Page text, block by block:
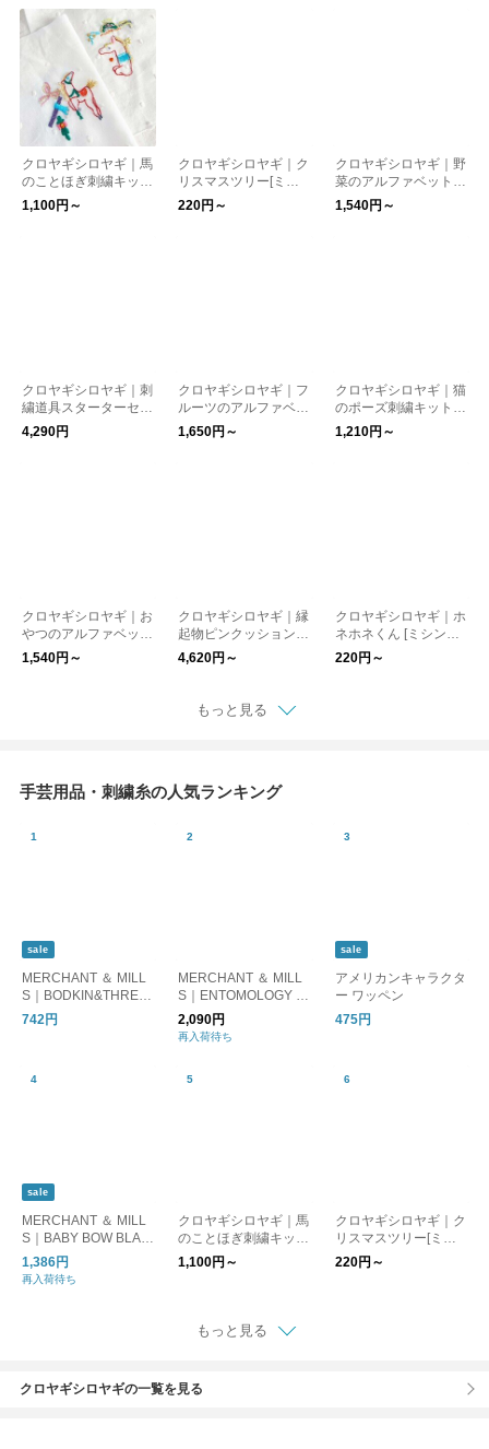
クロヤギシロヤギ｜馬
のことほぎ刺繍キット
(祈、守) [午年/お正月/
結婚式/おひなまつり/
1,100円～
クロヤギシロヤギ｜ク
リスマスツリー[ミシ
ン刺繍入りカットクロ
220円～
クロヤギシロヤギ｜野
菜のアルファベットの
刺繍キット[初心者向
け/図案付/入園入学/通
1,540円～
クロヤギシロヤギ｜刺
繍道具スターターセッ
ト[刺繍道具/手芸道具/
入園入学/通園］オリ
4,290円
クロヤギシロヤギ｜フ
ルーツのアルファベッ
トの刺繍キット[初心
者でも楽しい/図案付/
1,650円～
クロヤギシロヤギ｜猫
のポーズ刺繍キット
[初心者向け/図案付/入
園入学/通園］
1,210円～
クロヤギシロヤギ｜お
やつのアルファベット
の刺繍キット[スイー
ツ好き/初心者でも楽
1,540円～
クロヤギシロヤギ｜縁
起物ピンクッション
（刺繍まち針付き）
[一点モノ/母の日/ギフ
4,620円～
クロヤギシロヤギ｜ホ
ネホネくん [ミシン刺
繍入りカットクロス］
ハロウィン/図案写し
220円～
もっと見る
手芸用品・刺繍糸の人気ランキング
sale
MERCHANT ＆ MILL
S｜BODKIN&THREA
DER 紐通し＆糸通
742円
MERCHANT ＆ MILL
S｜ENTOMOLOGY PI
NS
2,090円
再入荷待ち
sale
アメリカンキャラクタ
ー ワッペン
475円
sale
MERCHANT ＆ MILL
S｜BABY BOW BLAC
K SCISSORS ミニ糸
切りばさみ
1,386円
再入荷待ち
クロヤギシロヤギ｜馬
のことほぎ刺繍キット
(祈、守) [午年/お正月/
結婚式/おひなまつり/
1,100円～
クロヤギシロヤギ｜ク
リスマスツリー[ミシ
ン刺繍入りカットクロ
220円～
もっと見る
クロヤギシロヤギの一覧を見る